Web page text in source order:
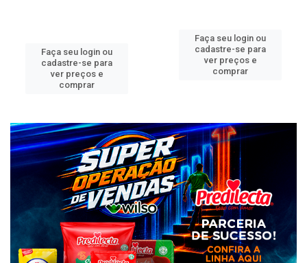
Faça seu login ou
cadastre-se para
ver preços e
comprar
Faça seu login ou
cadastre-se para
ver preços e
comprar